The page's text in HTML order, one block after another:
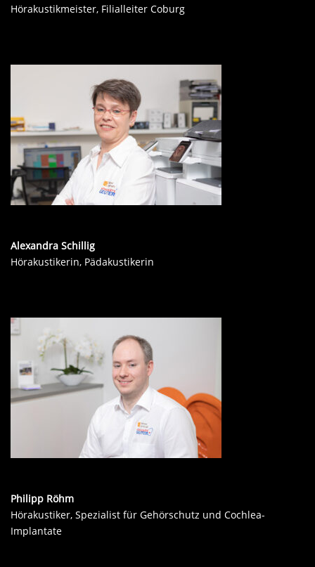
Hörakustikmeister, Filialleiter Coburg
Alexandra Schillig
Hörakustikerin, Pädakustikerin
Philipp Röhm
Hörakustiker, Spezialist für Gehörschutz und Cochlea-
Implantate